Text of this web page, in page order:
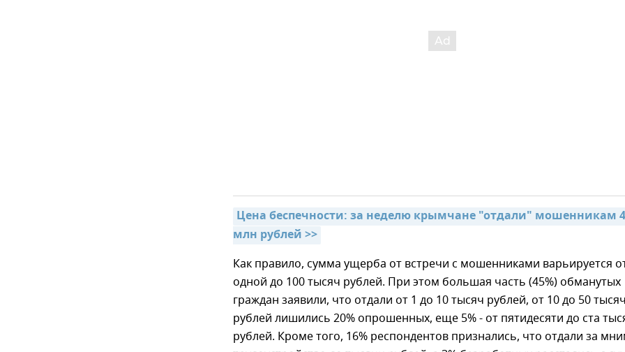
Цена беспечности: за неделю крымчане "отдали" мошенникам 4
млн рублей >>
Как правило, сумма ущерба от встречи с мошенниками варьируется
одной до 100 тысяч рублей. При этом большая часть (45%) обманутых
граждан заявили, что отдали от 1 до 10 тысяч рублей, от 10 до 50
рублей лишились 20% опрошенных, еще 5% - от пятидесяти до ста
рублей. Кроме того, 16% респондентов признались, что отдали за